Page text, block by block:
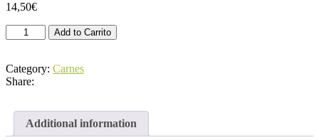
14,50€
Ternera
Carne
Caldo
(1
Trozos)
Aprox.
Add to Carrito
Category: Carnes
Share:
Additional information